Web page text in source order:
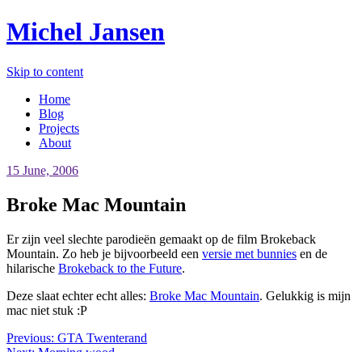
Michel Jansen
Skip to content
Home
Blog
Projects
About
15 June, 2006
Broke Mac Mountain
Er zijn veel slechte parodieën gemaakt op de film Brokeback
Mountain. Zo heb je bijvoorbeeld een versie met bunnies en de
hilarische Brokeback to the Future.
Deze slaat echter echt alles: Broke Mac Mountain. Gelukkig is mijn
mac niet stuk :P
Previous: GTA Twenterand